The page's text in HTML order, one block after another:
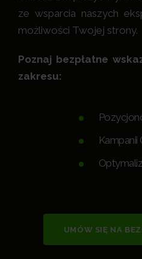
ze wsparcia naszych
możliwości Twojej strony.
Poznaj bezpłatne
zakresu:
Kampanii
UMÓW SIĘ NA